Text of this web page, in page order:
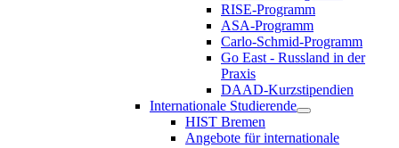
RISE-Programm
ASA-Programm
Carlo-Schmid-Programm
Go East - Russland in der
Praxis
DAAD-Kurzstipendien
Internationale Studierende
HIST Bremen
Angebote für internationale